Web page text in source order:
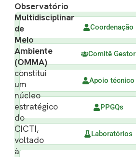
Coordenação
Comitê Gestor
Apoio técnico
PPGQs
Laboratórios
Observatório
Multidisciplinar
de
Meio
Ambiente
(OMMA)
constitui
um
núcleo
estratégico
do
CICTI,
voltado
à